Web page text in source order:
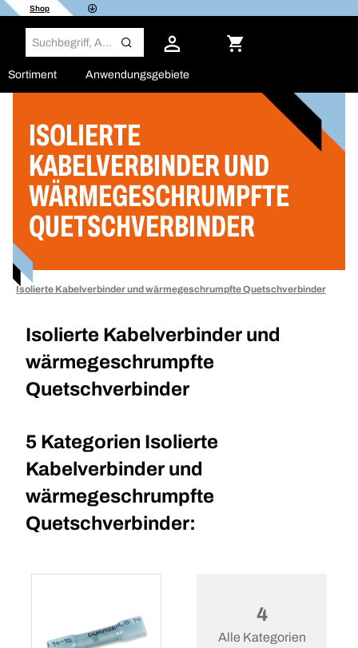
Shop
Sortiment Anwendungsgebiete
ISOLIERTE
KABELVERBINDER UND
WÄRMEGESCHRUMPFTE
QUETSCHVERBINDER
Isolierte Kabelverbinder und wärmegeschrumpfte Quetschverbinder
Isolierte Kabelverbinder und
wärmegeschrumpfte
Quetschverbinder
5 Kategorien Isolierte
Kabelverbinder und
wärmegeschrumpfte
Quetschverbinder:
4
Alle Kategorien
Filter